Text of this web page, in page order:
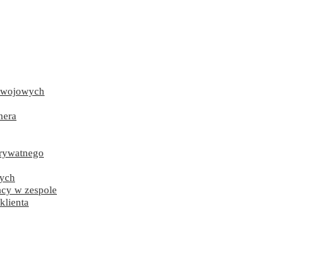
w zespole